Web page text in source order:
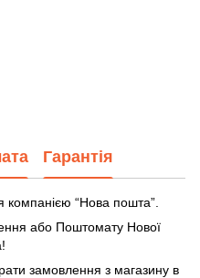
Гарантія
компанією “Нова пошта”.
або Поштомату Нової
замовлення з магазину в